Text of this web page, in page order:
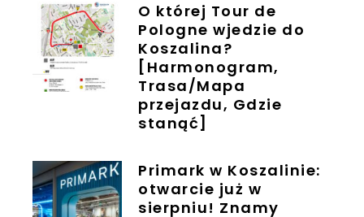
O której Tour de
Pologne wjedzie do
Koszalina?
[Harmonogram,
Trasa/Mapa
przejazdu, Gdzie
stanąć]
Primark w Koszalinie:
otwarcie już w
sierpniu! Znamy